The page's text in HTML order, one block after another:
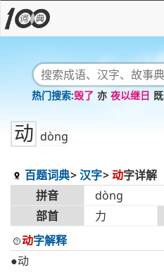
毁了 亦 夜以继日 既
动 dòng
百题词典 汉字 动字详解
拼音
dòng
部首
力
动字解释
●动